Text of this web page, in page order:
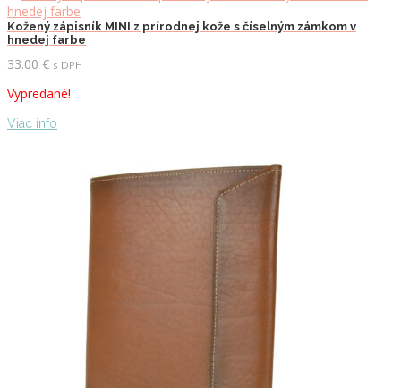
Kožený zápisník MINI z prírodnej kože s číselným zámkom v
hnedej farbe
33.00 € s DPH
Vypredané!
Viac info